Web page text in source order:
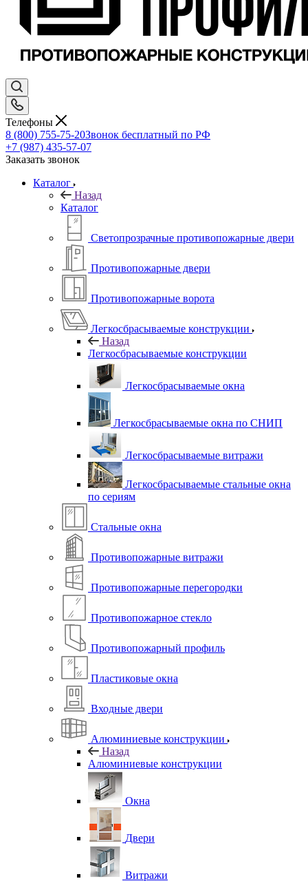
Телефоны
8 (800) 755-75-20Звонок бесплатный по РФ
+7 (987) 435-57-07
Заказать звонок
Каталог
Назад
Каталог
Светопрозрачные противопожарные двери
Противопожарные двери
Противопожарные ворота
Легкосбрасываемые конструкции
Назад
Легкосбрасываемые конструкции
Легкосбрасываемые окна
Легкосбрасываемые окна по СНИП
Легкосбрасываемые витражи
Легкосбрасываемые стальные окна
по сериям
Стальные окна
Противопожарные витражи
Противопожарные перегородки
Противопожарное стекло
Противопожарный профиль
Пластиковые окна
Входные двери
Алюминиевые конструкции
Назад
Алюминиевые конструкции
Окна
Двери
Витражи